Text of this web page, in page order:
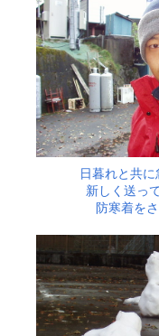
日暮れと共
新しく送っ
防寒着を